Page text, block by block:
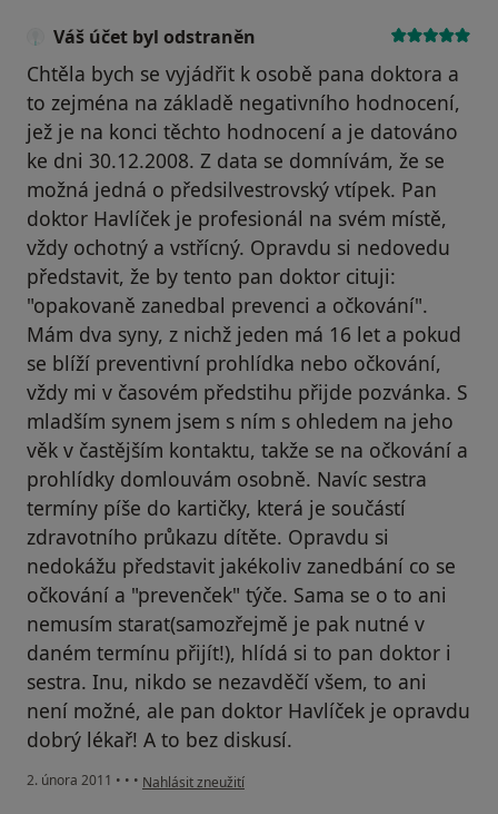
Váš účet byl odstraněn
Chtěla bych se vyjádřit k osobě pana doktora a
to zejména na základě negativního hodnocení,
jež je na konci těchto hodnocení a je datováno
ke dni 30.12.2008. Z data se domnívám, že se
možná jedná o předsilvestrovský vtípek. Pan
doktor Havlíček je profesionál na svém místě,
vždy ochotný a vstřícný. Opravdu si nedovedu
představit, že by tento pan doktor cituji:
"opakovaně zanedbal prevenci a očkování".
Mám dva syny, z nichž jeden má 16 let a pokud
se blíží preventivní prohlídka nebo očkování,
vždy mi v časovém předstihu přijde pozvánka. S
mladším synem jsem s ním s ohledem na jeho
věk v častějším kontaktu, takže se na očkování a
prohlídky domlouvám osobně. Navíc sestra
termíny píše do kartičky, která je součástí
zdravotního průkazu dítěte. Opravdu si
nedokážu představit jakékoliv zanedbání co se
očkování a "prevenček" týče. Sama se o to ani
nemusím starat(samozřejmě je pak nutné v
daném termínu přijít!), hlídá si to pan doktor i
sestra. Inu, nikdo se nezavděčí všem, to ani
není možné, ale pan doktor Havlíček je opravdu
dobrý lékař! A to bez diskusí.
2. února 2011 • • • podle názoru uživatele Váš účet byl odstraněn
Nahlásit zneužití